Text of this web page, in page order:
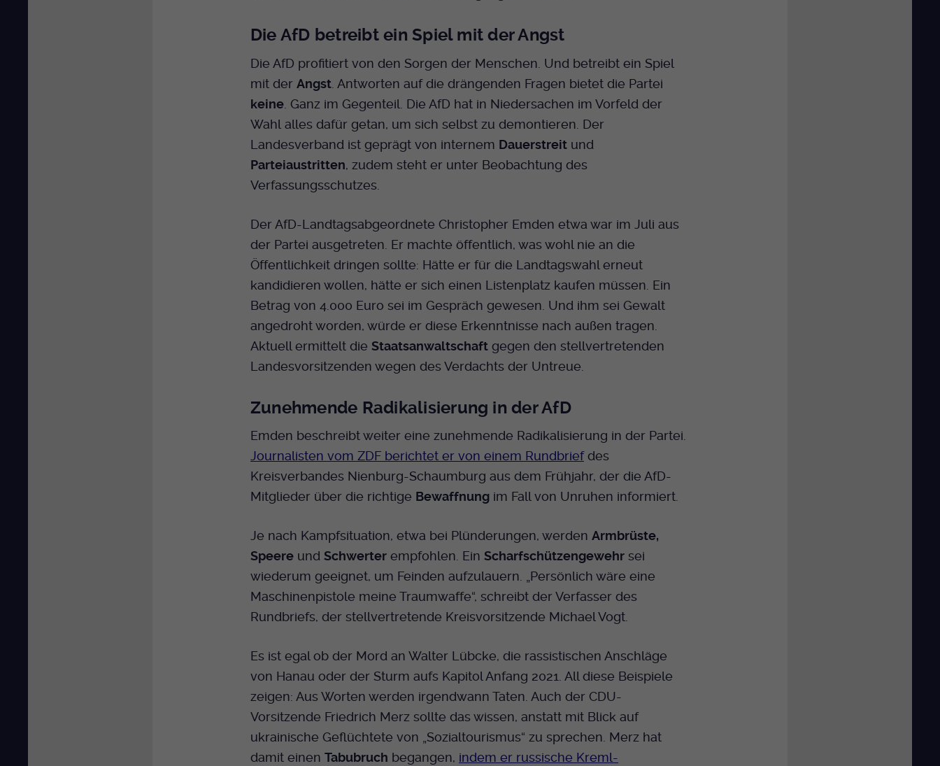
Die AfD betreibt ein Spiel mit der Angst
Die AfD profitiert von den Sorgen der Menschen. Und betreibt ein Spiel
mit der Angst. Antworten auf die drängenden Fragen bietet die Partei
keine. Ganz im Gegenteil. Die AfD hat in Niedersachen im Vorfeld der
Wahl alles dafür getan, um sich selbst zu demontieren. Der
Landesverband ist geprägt von internem Dauerstreitund
Parteiaustritten, zudem steht er unter Beobachtung des
Verfassungsschutzes.
Der AfD-Landtagsabgeordnete Christopher Emden etwa war im Juli aus
der Partei ausgetreten. Er machte öffentlich, was wohl nie an die
Öffentlichkeit dringen sollte: Hätte er für die Landtagswahl erneut
kandidieren wollen, hätte er sich einen Listenplatz kaufen müssen. Ein
Betrag von 4.000 Euro sei im Gespräch gewesen. Und ihm sei Gewalt
angedroht worden, würde er diese Erkenntnisse nach außen tragen.
Aktuell ermittelt die Staatsanwaltschaftgegen den stellvertretenden
Landesvorsitzenden wegen des Verdachts der Untreue.
Zunehmende Radikalisierung in der AfD
Emden beschreibt weiter eine zunehmende Radikalisierung in der Partei.
Journalisten vom ZDF berichtet er von einem Rundbriefdes
Kreisverbandes Nienburg-Schaumburg aus dem Frühjahr, der die AfD-
Mitglieder über die richtige Bewaffnungim Fall von Unruhen informiert.
Je nach Kampfsituation, etwa bei Plünderungen, werden Armbrüste,
Speereund Schwerterempfohlen. Ein Scharfschützengewehrsei
wiederum geeignet, um Feinden aufzulauern. „Persönlich wäre eine
Maschinenpistole meine Traumwaffe“, schreibt der Verfasser des
Rundbriefs, der stellvertretende Kreisvorsitzende Michael Vogt.
Es ist egal ob der Mord an Walter Lübcke, die rassistischen Anschläge
von Hanau oder der Sturm aufs Kapitol Anfang 2021. All diese Beispiele
zeigen: Aus Worten werden irgendwann Taten. Auch der CDU-
Vorsitzende Friedrich Merz sollte das wissen, anstatt mit Blick auf
ukrainische Geflüchtete von „Sozialtourismus“ zu sprechen. Merz hat
damit einen Tabubruch begangen, indem er russische Kreml-
eingelogged ist und die Seite bearbeiten darf.
Name fe_typo_user
Anbieter EKHN
Laufzeit Ende der Sitzung
Name PHPSESSID
Anbieter EKHN
Laufzeit Ende der Sitzung
Zweck
PHP Daten Identifikator, der gesetzt wird wenn
die PHP session() Methode benutzt wird.
Anbieter EKHN
Laufzeit Ende der Sitzung
Name cookie_optin-[n]
Laufzeit
Cookie am Ende der Sitzung gelöscht.
Ansonsten 1 Monat.
Zweck
Dient zur Speicherung der Cookie Opt-In
Einstellungen. Eine optionale Nummer nach
dem Namen gibt lediglich eine
Versionsnummer an.
Medienhaus der EKHN GmbH
Laufzeit 13 Monate
Zweck Einzigartige Besucher ID.
Anbieter
Laufzeit 30 Minuten
Zweck
Zur Speicherung kurzfristiger Informationen
über den Besuch.
Name mtm_cookie_consent
Anbieter Medienhaus der EKHN GmbH
Zweck
Speicherung der Cookie Constent
Reichweiten Analyse
Name _fbp
Anbieter Facebook Ireland Limited
Laufzeit 3 Monate
Zweck
Cookie-Informationen anzeigen
Youtube
Facebook
Instagram
Twitter
Spotify
Giphy